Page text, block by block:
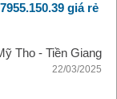
giá rẻ
Tho - Tiền Giang
22/03/2025